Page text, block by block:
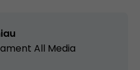
All Media